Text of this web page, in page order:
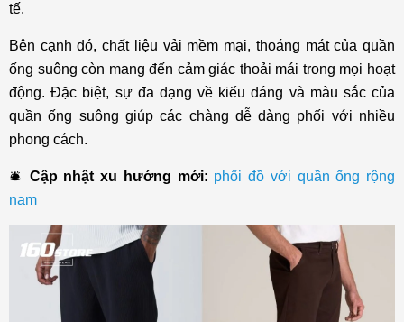
tế.
Bên cạnh đó, chất liệu vải mềm mại, thoáng mát của quần
ống suông còn mang đến cảm giác thoải mái trong mọi hoạt
động. Đặc biệt, sự đa dạng về kiểu dáng và màu sắc của
quần ống suông giúp các chàng dễ dàng phối với nhiều
phong cách.
🛎️ Cập nhật xu hướng mới: phối đồ với quần ống rộng
nam